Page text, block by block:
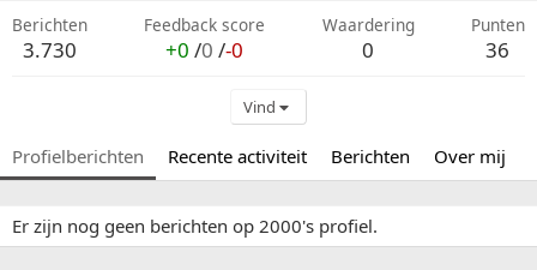
Berichten
3.730
Feedback score
+0 /0 /-0
Waardering
0
Punten
36
Vind
Profielberichten Recente activiteit Berichten Over mij
Er zijn nog geen berichten op 2000's profiel.